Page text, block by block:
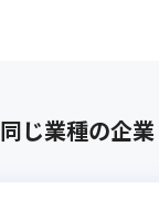
同じ業種の企業